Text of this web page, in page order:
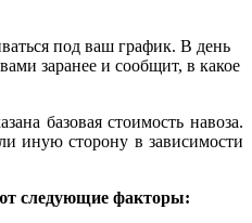
под ваш график. В день
заранее и сообщит, в какое
базовая стоимость навоза.
иную сторону в зависимости
следующие факторы: